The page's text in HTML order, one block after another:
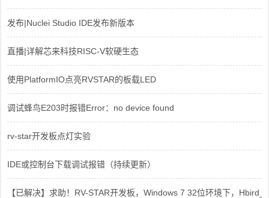
发布|Nuclei Studio IDE发布新版本
直播|详解芯来科技RISC-V软硬生态
使用PlatformIO点亮RVSTAR的板载LED
调试蜂鸟E203时报错Error：no device found
rv-star开发板点灯实验
IDE或控制台下载调试报错（持续更新）
【已解决】求助！RV-STAR开发板，Windows 7 32位环境下，